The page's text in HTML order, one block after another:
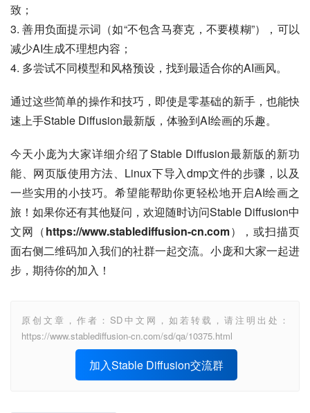
致；
3. 善用负面提示词（如“不包含马赛克，不要模糊”），可以
减少AI生成不理想内容；
4. 多尝试不同模型和风格预设，找到最适合你的AI画风。
通过这些简单的操作和技巧，即使是零基础的新手，也能快
速上手Stable Diffusion最新版，体验到AI绘画的乐趣。
今天小庞为大家详细介绍了Stable Diffusion最新版的新功
能、网页版使用方法、Linux下导入dmp文件的步骤，以及
一些实用的小技巧。希望能帮助你更轻松地开启AI绘画之
旅！如果你还有其他疑问，欢迎随时访问Stable Diffusion中
文网（https://www.stablediffusion-cn.com），或扫描页
面右侧二维码加入我们的社群一起交流。小庞和大家一起进
步，期待你的加入！
原创文章，作者：SD中文网，如若转载，请注明出处：
https://www.stablediffusion-cn.com/sd/qa/10375.html
加入Stable Diffusion交流群